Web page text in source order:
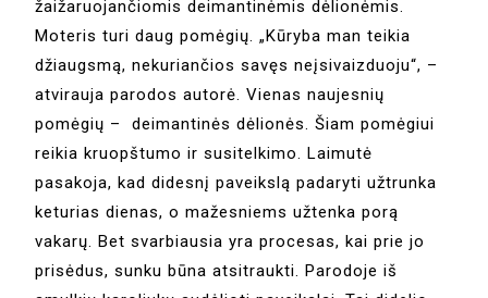
žaižaruojančiomis deimantinėmis dėlionėmis.
Moteris turi daug pomėgių. „Kūryba man teikia
džiaugsmą, nekuriančios savęs neįsivaizduoju“, –
atvirauja parodos autorė. Vienas naujesnių
pomėgių – deimantinės dėlionės. Šiam pomėgiui
reikia kruopštumo ir susitelkimo. Laimutė
pasakoja, kad didesnį paveikslą padaryti užtrunka
keturias dienas, o mažesniems užtenka porą
vakarų. Bet svarbiausia yra procesas, kai prie jo
prisėdus, sunku būna atsitraukti. Parodoje iš